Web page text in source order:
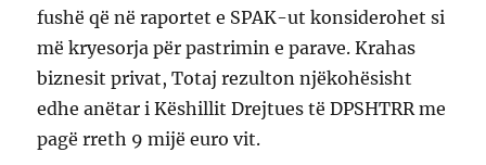
fushë që në raportet e SPAK-ut konsiderohet si
më kryesorja për pastrimin e parave. Krahas
biznesit privat, Totaj rezulton njëkohësisht
edhe anëtar i Këshillit Drejtues të DPSHTRR me
pagë rreth 9 mijë euro vit.